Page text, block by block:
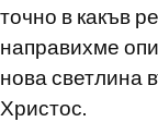
точно в какъв
направихме
нова светлина
Христос.